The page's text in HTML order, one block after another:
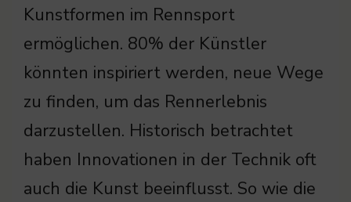
Kunstformen im Rennsport
ermöglichen. 80% der Künstler
könnten inspiriert werden, neue Wege
zu finden, um das Rennerlebnis
darzustellen. Historisch betrachtet
haben Innovationen in der Technik oft
auch die Kunst beeinflusst. So wie die